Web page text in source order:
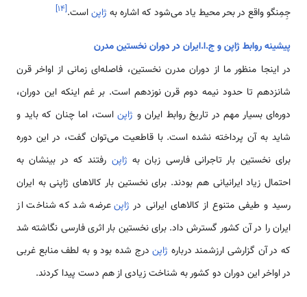
جِمِنگو واقع در بحر محیط یاد می‌شود که اشاره به ژاپناست.[۱۴]
پیشینه روابط ژاپن و ج.ا.ایران در دوران نخستین مدرن
در اینجا منظور ما از دوران مدرن نخستین، فاصله‌ای زمانی از اواخر قرن
شانزدهم تا حدود نیمه دوم قرن نوزدهم است. بر غم اینکه این دوران،
دوره‌ای بسیار مهم در تاریخ روابط ایران و ژاپن است، اما چنان که باید و
شاید به آن پرداخته نشده است. با قاطعیت می‌توان گفت، در این دوره
برای نخستین بار تاجرانی فارسی زبان به ژاپن رفتند که در بینشان به
احتمال زیاد ایرانیانی هم بودند. برای نخستین بار کالاهای ژاپنی به ایران
رسید و طیفی متنوع از کالاهای ایرانی در ژاپنعرضه شد که شناخت از
ایران را در آن کشور گسترش داد. برای نخستین بار اثری فارسی نگاشته شد
که در آن گزارشی ارزشمند درباره ژاپندرج شده بود و به لطف منابع غربی
در اواخر این دوران دو کشور به شناخت زیادی از هم دست پیدا کردند.